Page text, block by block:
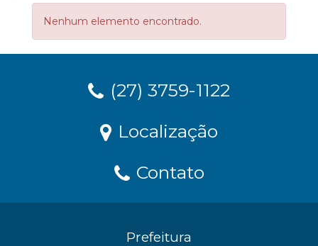
Nenhum elemento encontrado.
(27) 3759-1122
Localização
Contato
Prefeitura